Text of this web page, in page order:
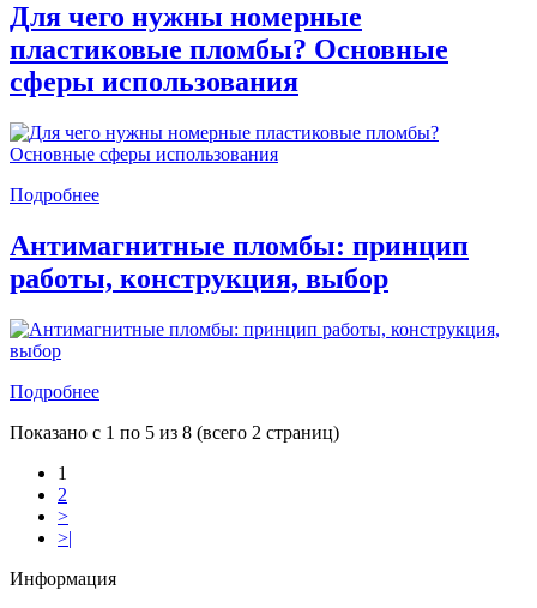
Для чего нужны номерные
пластиковые пломбы? Основные
сферы использования
Подробнее
Антимагнитные пломбы: принцип
работы, конструкция, выбор
Подробнее
Показано с 1 по 5 из 8 (всего 2 страниц)
1
2
>
>|
Информация